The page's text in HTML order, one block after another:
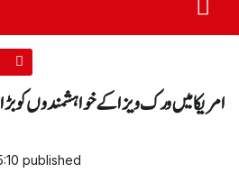
امریکا میں ورک ویزا کے خواہشمندوں کو
published